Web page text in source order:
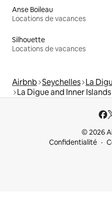
Anse Boileau
Locations de vacances
Silhouette
Locations de vacances
Airbnb Seychelles La
La Digue and Inner Islands
© 2026
Confidentialité